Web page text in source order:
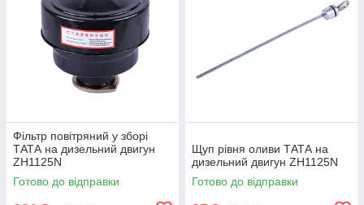
Фільтр повітряний у зборі
ТАТА на дизельний двигун
ZH1125N
Готово до відправки
Щуп рівня оливи ТАТА на
дизельний двигун ZH1125N
Готово до відправки